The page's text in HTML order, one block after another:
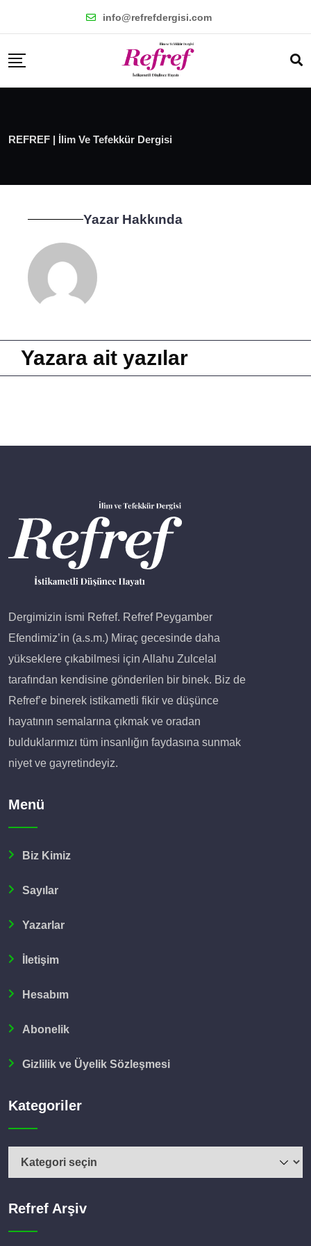
info@refrefdergisi.com
REFREF | İlim Ve Tefekkür Dergisi
Yazar Hakkında
Yazara ait yazılar
Dergimizin ismi Refref. Refref Peygamber
Efendimiz’in (a.s.m.) Miraç gecesinde daha
yükseklere çıkabilmesi için Allahu Zulcelal
tarafından kendisine gönderilen bir binek. Biz de
Refref’e binerek istikametli fikir ve düşünce
hayatının semalarına çıkmak ve oradan
bulduklarımızı tüm insanlığın faydasına sunmak
niyet ve gayretindeyiz.
Menü
Biz Kimiz
Sayılar
Yazarlar
İletişim
Hesabım
Abonelik
Gizlilik ve Üyelik Sözleşmesi
Kategoriler
Refref Arşiv